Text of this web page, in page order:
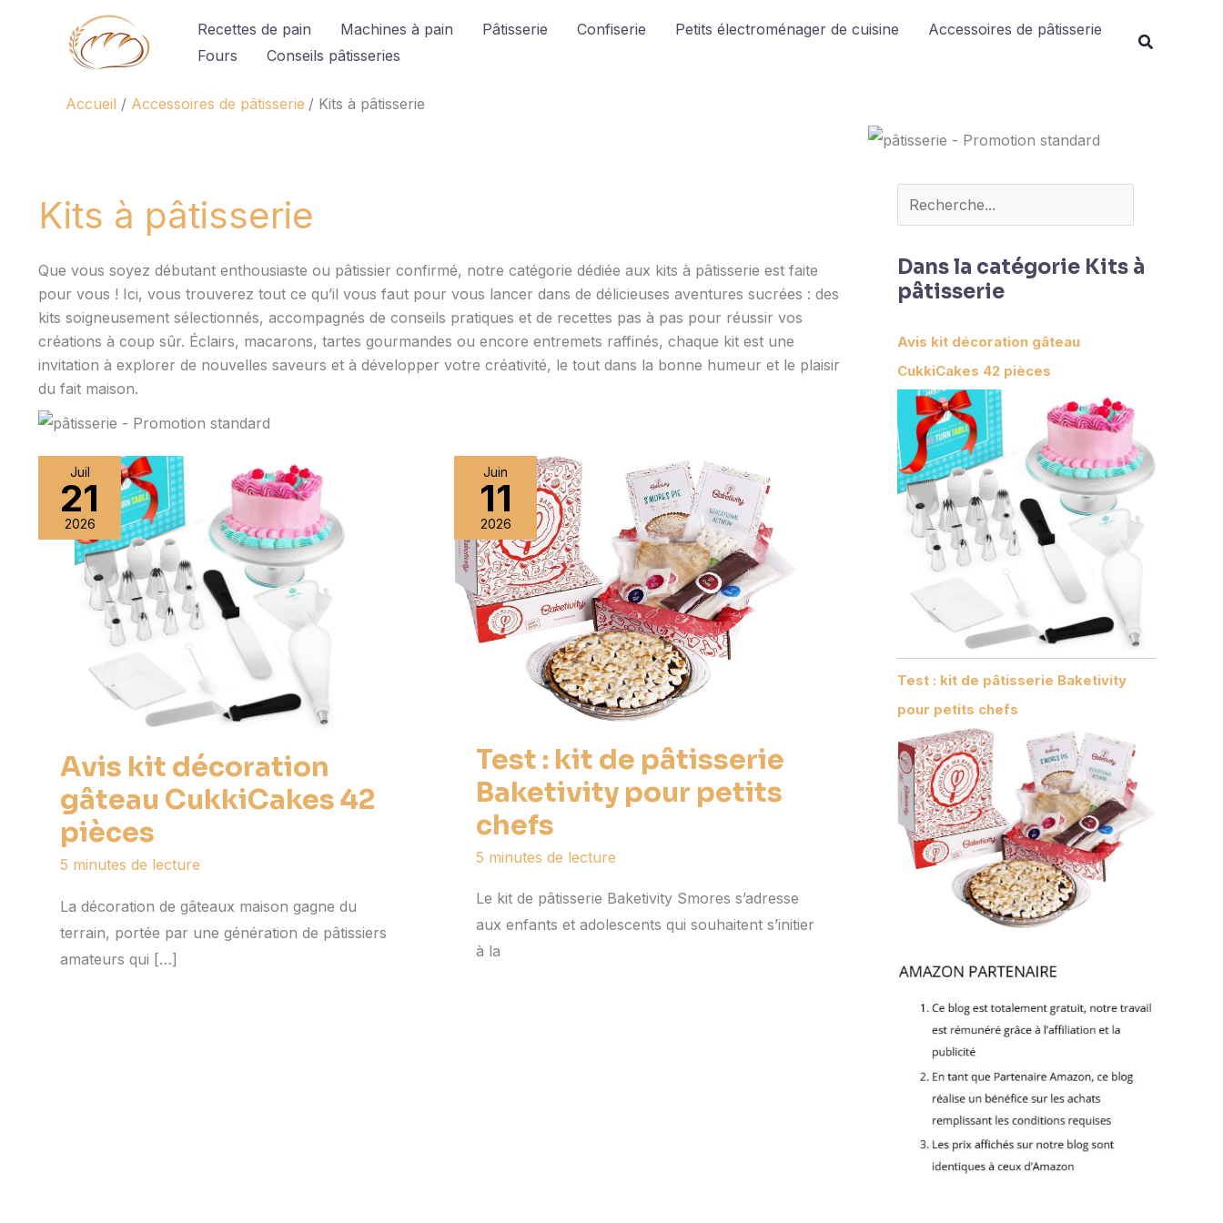
Recettes de pain Machines à pain Pâtisserie Confiserie Petits électroménager de cuisine
Accessoires de pâtisserie
Fours
Conseils pâtisseries
Accueil Accessoires de pâtisserie Kits à pâtisserie
Kits à pâtisserie
Que vous soyez débutant enthousiaste ou pâtissier confirmé, notre catégorie dédiée aux kits à pâtisserie est faite
pour vous ! Ici, vous trouverez tout ce qu’il vous faut pour vous lancer dans de délicieuses aventures sucrées : des
kits soigneusement sélectionnés, accompagnés de conseils pratiques et de recettes pas à pas pour réussir vos
créations à coup sûr. Éclairs, macarons, tartes gourmandes ou encore entremets raffinés, chaque kit est une
invitation à explorer de nouvelles saveurs et à développer votre créativité, le tout dans la bonne humeur et le plaisir
du fait maison.
Juil
21
2026
Avis kit décoration
gâteau CukkiCakes 42
pièces
5 minutes de lecture
La décoration de gâteaux maison gagne du
terrain, portée par une génération de pâtissiers
amateurs qui […]
Juin
11
2026
Test : kit de pâtisserie
Baketivity pour petits
chefs
5 minutes de lecture
Le kit de pâtisserie Baketivity Smores s’adresse
aux enfants et adolescents qui souhaitent s’initier
à la
Dans la catégorie Kits à
pâtisserie
Avis kit décoration gâteau
CukkiCakes 42 pièces
Test : kit de pâtisserie Baketivity
pour petits chefs